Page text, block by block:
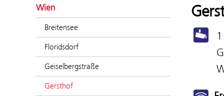
Wien
Breitensee
Floridsdorf
Geiselbergstraße
Gersthof